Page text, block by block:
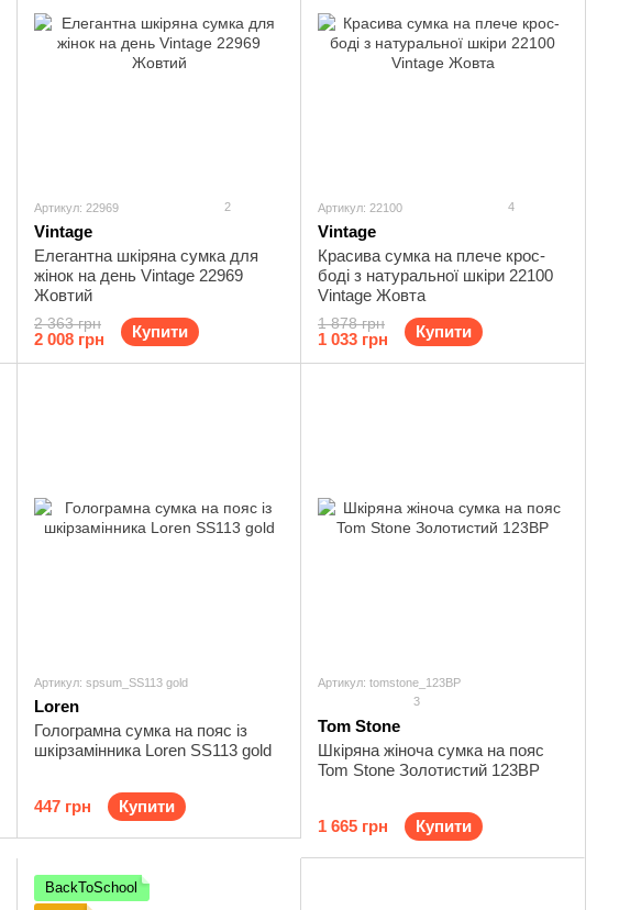
Артикул: 22969 2
Vintage
Елегантна шкіряна сумка для
жінок на день Vintage 22969
Жовтий
2 363 грн
2 008 грн Купити
Артикул: 22100 4
Vintage
Красива сумка на плече крос-
боді з натуральної шкіри 22100
Vintage Жовта
1 878 грн
1 033 грн Купити
Артикул: spsum_SS113 gold
Loren
Голограмна сумка на пояс із
шкірзамінника Loren SS113 gold
447 грн Купити
Артикул: tomstone_123BP
3
Tom Stone
Шкіряна жіноча сумка на пояс
Tom Stone Золотистий 123BP
1 665 грн Купити
BackToSchool